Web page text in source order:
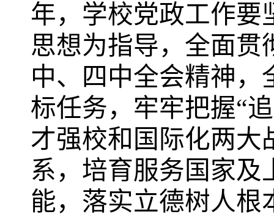
年，学校党政工作要
思想为指导，全面贯
中、四中全会精神
标任务，牢牢把握“
才强校和国际化两大
系，培育服务国家及
能，落实立德树人根